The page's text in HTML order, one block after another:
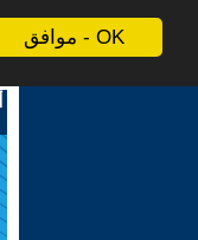
موافق - OK